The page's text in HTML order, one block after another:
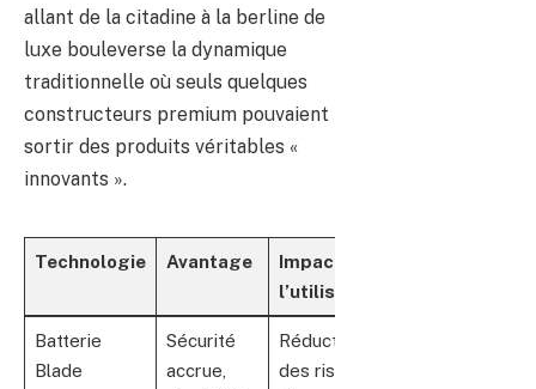
allant de la citadine à la berline de
luxe bouleverse la dynamique
traditionnelle où seuls quelques
constructeurs premium pouvaient
sortir des produits véritables «
innovants ».
Technologie Avantage
Impact sur
l’utilisateur
Batterie
Blade
Sécurité
accrue,
Réduction
des risques